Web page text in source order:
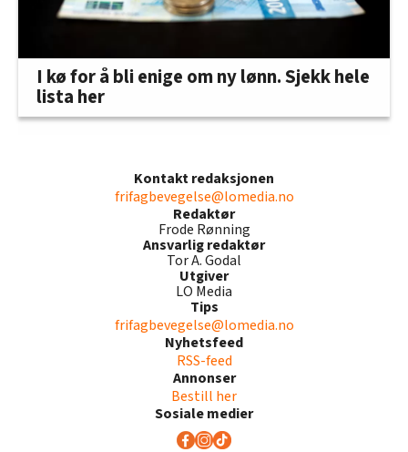
I kø for å bli enige om ny lønn. Sjekk hele
lista her
Kontakt redaksjonen
frifagbevegelse@lomedia.no
Redaktør
Frode Rønning
Ansvarlig redaktør
Tor A. Godal
Utgiver
LO Media
Tips
frifagbevegelse@lomedia.no
Nyhetsfeed
RSS-feed
Annonser
Bestill her
Sosiale medier